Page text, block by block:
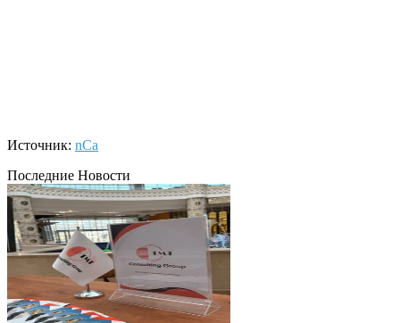
Источник: nCa
Последние Новости